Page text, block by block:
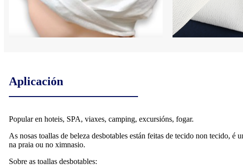
Aplicación
Popular en hoteis, SPA, viaxes, camping, excursións, fogar.
As nosas toallas de beleza desbotables están feitas de tecido non tecido, é
na praia ou no ximnasio.
Sobre as toallas desbotables: